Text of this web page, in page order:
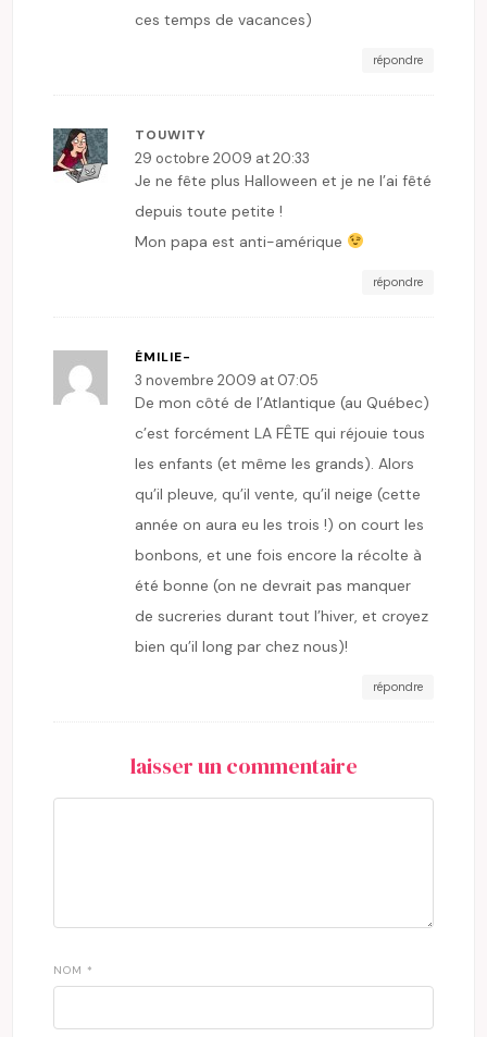
ces temps de vacances)
répondre
TOUWITY
29 octobre 2009 at 20:33
Je ne fête plus Halloween et je ne l’ai fêté
depuis toute petite !
Mon papa est anti-amérique
répondre
ÉMILIE-
3 novembre 2009 at 07:05
De mon côté de l’Atlantique (au Québec)
c’est forcément LA FÊTE qui réjouie tous
les enfants (et même les grands). Alors
qu’il pleuve, qu’il vente, qu’il neige (cette
année on aura eu les trois !) on court les
bonbons, et une fois encore la récolte à
été bonne (on ne devrait pas manquer
de sucreries durant tout l’hiver, et croyez
bien qu’il long par chez nous)!
répondre
laisser un commentaire
NOM *